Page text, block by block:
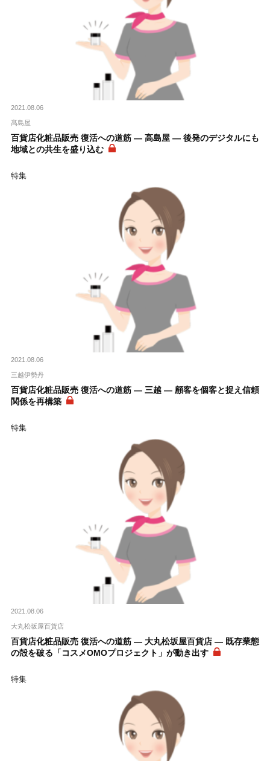
2021.08.06
髙島屋
百貨店化粧品販売 復活への道筋 ― 高島屋 ― 後発のデジタルにも
地域との共生を盛り込む
特集
2021.08.06
三越伊勢丹
百貨店化粧品販売 復活への道筋 ― 三越 ― 顧客を個客と捉え信頼
関係を再構築
特集
2021.08.06
大丸松坂屋百貨店
百貨店化粧品販売 復活への道筋 ― 大丸松坂屋百貨店 ― 既存業態
の殻を破る「コスメOMOプロジェクト」が動き出す
特集